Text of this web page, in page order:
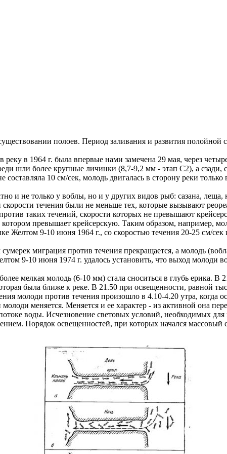
полоев. Период заливания и развития полойной
в 1964 г. была впервые нами замечена 29 мая, через
шли более крупные личинки (8,7-9,2 мм - этап С2), а сзади,
10 см/сек, молодь двигалась в сторону реки
и не только у воблы, но и у других видов рыб: сазана, леща,
течения были не меньше тех, которые вызывают
таких течений, скорости которых не превышают
котором превышает крейсерскую. Таким образом, например,
Желтом 9-10 июня 1964 г., со скоростью течения 20-25 см/
миграция против течения прекращается, а молодь
9-10 июня 1974 г. удалось установить, что выход молоди
мелкая молодь (6-10 мм) стала сноситься в глубь ерика. В
была ближе к реке. В 21.50 при освещенности, равной
молоди против течения произошло в 4.10-4.20 утра, когда
меняется. Меняется и ее характер - из активной она
воды. Исчезновение световых условий, необходимых
Порядок освещенностей, при которых начался